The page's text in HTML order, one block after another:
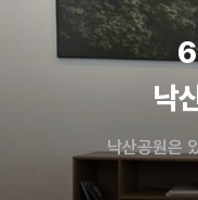
낙
낙산공원은